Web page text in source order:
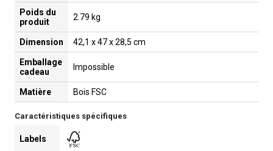
Poids du
produit
2.79 kg
Dimension 42,1 x 47 x 28,5 cm
Emballage
cadeau
Impossible
Matière Bois FSC
Caractéristiques spécifiques
Labels